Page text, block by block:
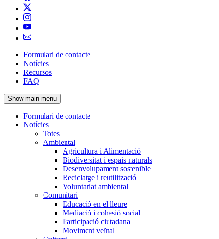
Navegació
principal
de
l'encapçalament
Formulari de contacte
Notícies
Recursos
FAQ
Show main menu
Navegació
principal
Formulari de contacte
Notícies
Totes
Ambiental
Agricultura i Alimentació
Biodiversitat i espais naturals
Desenvolupament sostenible
Reciclatge i reutilització
Voluntariat ambiental
Comunitari
Educació en el lleure
Mediació i cohesió social
Participació ciutadana
Moviment veïnal